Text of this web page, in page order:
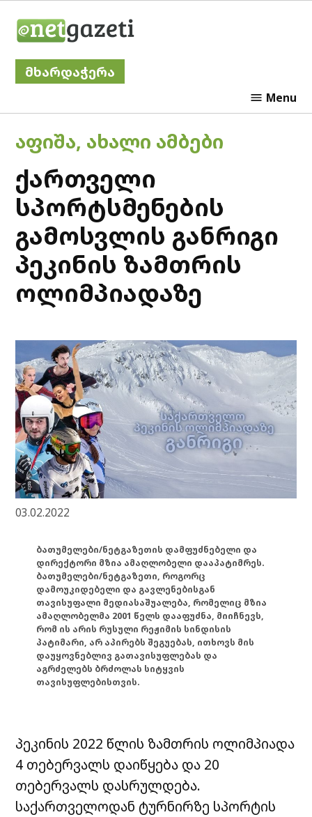
მხარდაჭერა
Menu
POSTED
IN
ᲐᲤᲘᲨᲐ, ᲐᲮᲐᲚᲘ ᲐᲛᲑᲔᲑᲘ
ქართველი
სპორტსმენების
გამოსვლის განრიგი
პეკინის ზამთრის
ოლიმპიადაზე
03.02.2022
ბათუმელები/ნეტგაზეთის დამფუძნებელი და
დირექტორი მზია ამაღლობელი დააპატიმრეს.
ბათუმელები/ნეტგაზეთი, როგორც
დამოუკიდებელი და გავლენებისგან
თავისუფალი მედიასაშუალება, რომელიც მზია
ამაღლობელმა 2001 წელს დააფუძნა, მიიჩნევს,
რომ ის არის რუსული რეჟიმის სინდისის
პატიმარი, არ აპირებს შეგუებას, ითხოვს მის
დაუყოვნებლივ გათავისუფლებას და
აგრძელებს ბრძოლას სიტყვის
თავისუფლებისთვის.
პეკინის 2022 წლის ზამთრის ოლიმპიადა
4 თებერვალს დაიწყება და 20
თებერვალს დასრულდება.
საქართველოდან ტურნირზე სპორტის